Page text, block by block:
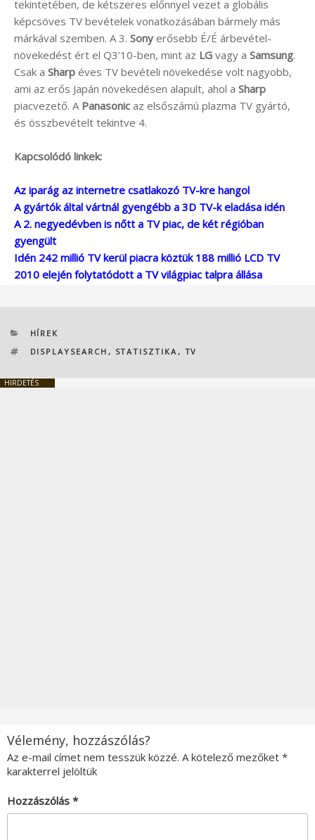
tekintetében, de kétszeres előnnyel vezet a globális
képcsöves TV bevételek vonatkozásában bármely más
márkával szemben. A 3. Sony erősebb É/É árbevétel-
növekedést ért el Q3’10-ben, mint az LG vagy a Samsung.
Csak a Sharp éves TV bevételi növekedése volt nagyobb,
ami az erős Japán növekedésen alapult, ahol a Sharp
piacvezető. A Panasonic az elsőszámú plazma TV gyártó,
és összbevételt tekintve 4.
Kapcsolódó linkek:
Az iparág az internetre csatlakozó TV-kre hangol
A gyártók által vártnál gyengébb a 3D TV-k eladása idén
A 2. negyedévben is nőtt a TV piac, de két régióban
gyengült
Idén 242 millió TV kerül piacra köztük 188 millió LCD TV
2010 elején folytatódott a TV világpiac talpra állása
KATEGÓRIÁK
HÍREK
CÍMKÉK
DISPLAYSEARCH , STATISZTIKA, TV
HIRDETÉS
Vélemény, hozzászólás?
Az e-mail címet nem tesszük közzé. A kötelező mezőket *
karakterrel jelöltük
Hozzászólás *